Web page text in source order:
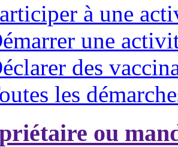
à une
une
des
les
ou